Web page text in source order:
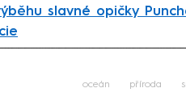
slavné opičky
oceán příroda